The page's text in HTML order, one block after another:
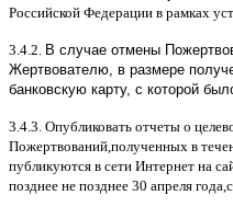
Российской Федерации в рамках
3.4.2. В случае отмены
Жертвователю, в размере
банковскую карту, с которой
3.4.3. Опубликовать отчеты о
Пожертвований полученных в
публикуются в сети Интернет на
позднее не позднее 30 апреля года